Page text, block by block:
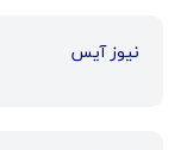
نیوز آیس